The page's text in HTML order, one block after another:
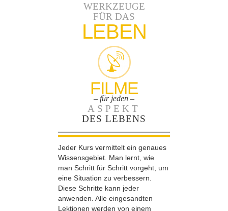
WERKZEUGE
FÜR DAS
LEBEN
FILME
– für jeden –
ASPEKT
DES LEBENS
Jeder Kurs vermittelt ein genaues
Wissensgebiet. Man lernt, wie
man Schritt für Schritt vorgeht, um
eine Situation zu verbessern.
Diese Schritte kann jeder
anwenden. Alle eingesandten
Lektionen werden von einem